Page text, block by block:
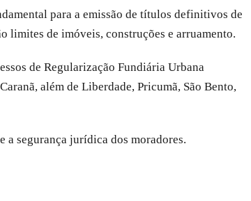
para a emissão de títulos definitivos de
limites de imóveis, construções e arruamento.
de Regularização Fundiária Urbana
além de Liberdade, Pricumã, São Bento,
a segurança jurídica dos moradores.